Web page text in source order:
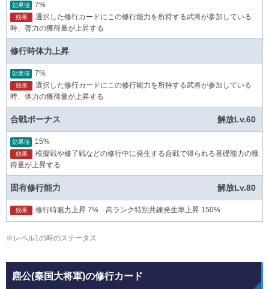
効果値 7%
効果
選択した修行カードにこの修行能力を所持する武将が参加している
時、膂力の獲得量が上昇する
修行時体力上昇
効果値 7%
効果
選択した修行カードにこの修行能力を所持する武将が参加している
時、体力の獲得量が上昇する
合戦ボーナス 解放Lv.60
効果値 15%
効果
模擬戦や修了戦などの修行中に発生する合戦で得られる基礎能力の獲
得量が上昇する
固有修行能力 解放Lv.80
効果 修行時魅力上昇 7% 高ランク特別共錬発生率上昇 150%
※レベル1の時のステータス
麃公(秦国大将軍)の修行カード